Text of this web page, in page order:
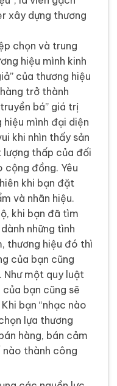
xây dựng thương
chọn và trung
hiệu mình kinh
của thương hiệu
trở thành
bá” giá trị
mình đại diện
khi nhìn thấy sản
thấp của đối
đồng. Yêu
khi bạn đặt
và nhãn hiệu.
khi bạn đã tìm
những tình
thương hiệu đó thì
của bạn cũng
Như một quy luật
bạn cũng sẽ
bạn “nhạc nào
lựa thương
hàng, bán cảm
nào thành công